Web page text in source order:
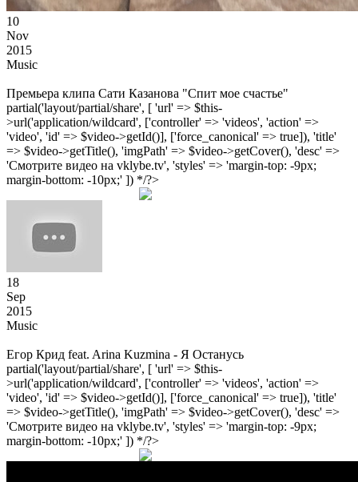
10
Nov
2015
Music
Премьера клипа Сати Казанова "Спит мое счастье"
partial('layout/partial/share', [ 'url' => $this-
>url('application/wildcard', ['controller' => 'videos', 'action' =>
'video', 'id' => $video->getId()], ['force_canonical' => true]), 'title'
=> $video->getTitle(), 'imgPath' => $video->getCover(), 'desc' =>
'Смотрите видео на vklybe.tv', 'styles' => 'margin-top: -9px;
margin-bottom: -10px;' ]) */?>
18
Sep
2015
Music
Егор Крид feat. Arina Kuzmina - Я Останусь
partial('layout/partial/share', [ 'url' => $this-
>url('application/wildcard', ['controller' => 'videos', 'action' =>
'video', 'id' => $video->getId()], ['force_canonical' => true]), 'title'
=> $video->getTitle(), 'imgPath' => $video->getCover(), 'desc' =>
'Смотрите видео на vklybe.tv', 'styles' => 'margin-top: -9px;
margin-bottom: -10px;' ]) */?>